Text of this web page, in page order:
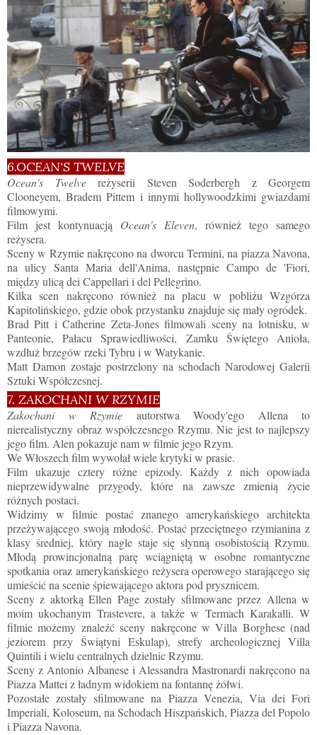
6.OCEAN'S TWELVE
Ocean's Twelvereżyserii Steven Soderbergh z Georgem
Clooneyem, Bradem Pittem i innymi hollywoodzkimi gwiazdami
filmowymi.
Film jest kontynuacją Ocean's Eleven, również tego samego
reżysera.
Sceny w Rzymie nakręcono na dworcu Termini, na piazza Navona,
na ulicy Santa Maria dell'Anima, następnie Campo de 'Fiori,
między ulicą dei Cappellari i del Pellegrino.
Kilka scen nakręcono również na placu w pobliżu Wzgórza
Kapitolińskiego, gdzie obok przystanku znajduje się mały ogródek.
Brad Pitt i Catherine Zeta-Jones filmowali sceny na lotnisku, w
Panteonie, Pałacu Sprawiedliwości, Zamku Świętego Anioła,
wzdłuż brzegów rzeki Tybru i w Watykanie.
Matt Damon zostaje postrzelony na schodach Narodowej Galerii
Sztuki Współczesnej.
7. ZAKOCHANI W RZYMIE
Zakochani w Rzymie autorstwa Woody'ego Allena to
nierealistyczny obraz współczesnego Rzymu. Nie jest to najlepszy
jego film. Alen pokazuje nam w filmie jego Rzym.
We Włoszech film wywołał wiele krytyki w prasie.
Film ukazuje cztery różne epizody. Każdy z nich opowiada
nieprzewidywalne przygody, które na zawsze zmienią życie
różnych postaci.
Widzimy w filmie postać znanego amerykańskiego architekta
przeżywającego swoją młodość. Postać przeciętnego rzymianina z
klasy średniej, który nagle staje się słynną osobistością Rzymu.
Młodą prowincjonalną parę wciągniętą w osobne romantyczne
spotkania oraz amerykańskiego reżysera operowego starającego się
umieścić na scenie śpiewającego aktora pod prysznicem.
Sceny z aktorką Ellen Page zostały sfilmowane przez Allena w
moim ukochanym Trastevere, a także w Termach Karakalli. W
filmie możemy znaleźć sceny nakręcone w Villa Borghese (nad
jeziorem przy Świątyni Eskulap), strefy archeologicznej Villa
Quintili i wielu centralnych dzielnic Rzymu.
Sceny z Antonio Albanese i Alessandra Mastronardi nakręcono na
Piazza Mattei z ładnym widokiem na fontannę żółwi.
Pozostałe zostały sfilmowane na Piazza Venezia, Via dei Fori
Imperiali, Koloseum, na Schodach Hiszpańskich, Piazza del Popolo
i Piazza Navona.